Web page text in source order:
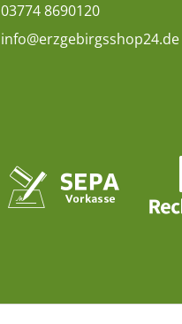
03774 8690120
info@erzgebirgsshop24.de